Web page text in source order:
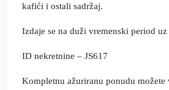
kafići i ostali sadržaj.
Izdaje se na duži vremenski period
ID nekretnine – JS617
Kompletnu ažuriranu ponudu možete